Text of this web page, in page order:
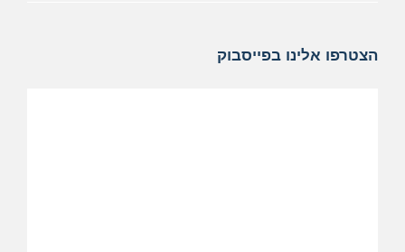
הצטרפו אלינו בפייסבוק